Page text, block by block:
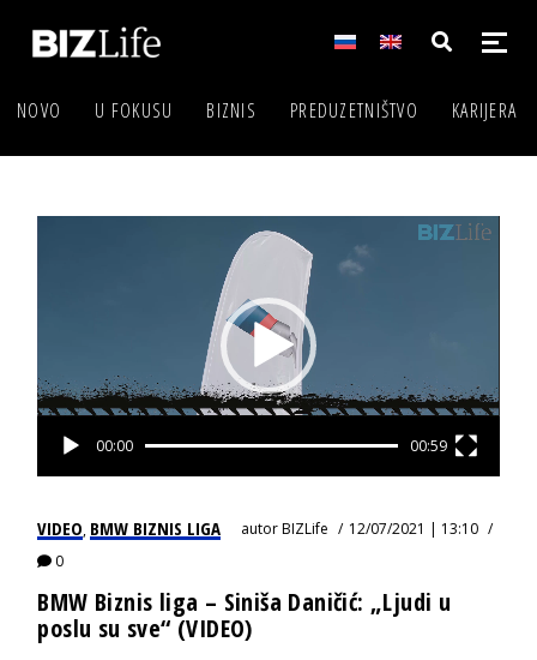
NOVO U FOKUSU BIZNIS PREDUZETNIŠTVO KARIJERA
00:00 00:59
VIDEO, BMW BIZNIS LIGA autorBIZLife
12/07/2021 | 13:10
0
BMW Biznis liga – Siniša Daničić: „Ljudi u
poslu su sve“ (VIDEO)